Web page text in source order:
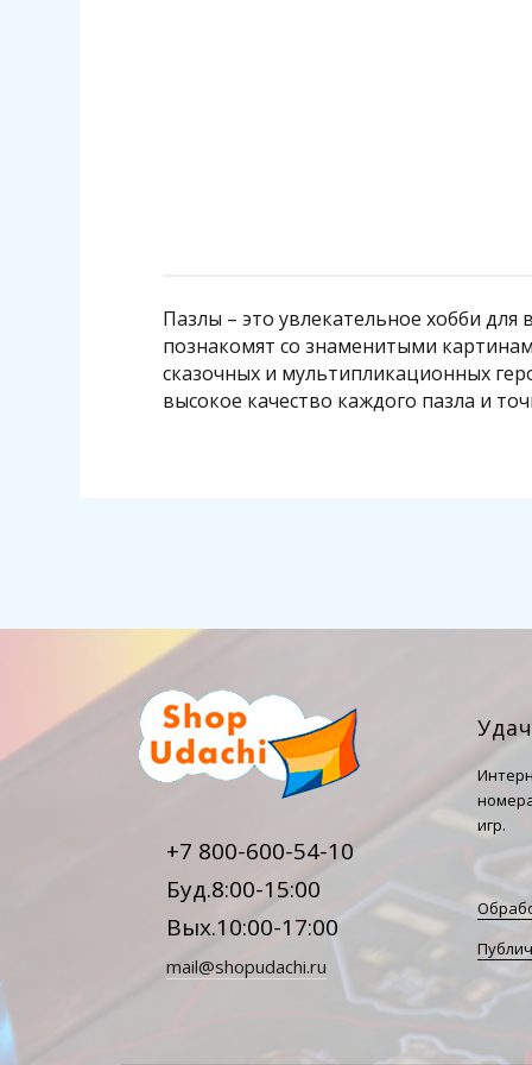
Пазлы – это увлекательное хобби
познакомят со знаменитыми
сказочных и мультипликационных
высокое качество каждого пазла и
+7 800-600-54-10
Буд.8:00-15:00
Вых.10:00-17:00
mail@shopudachi.ru
игр.